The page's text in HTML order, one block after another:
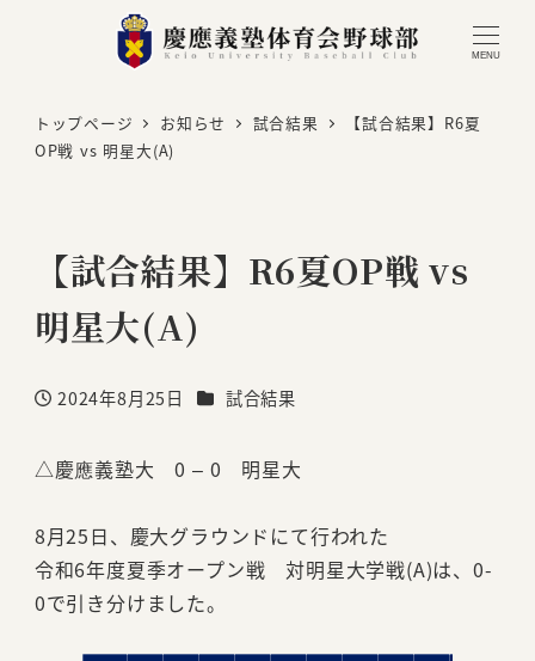
MENU
トップページ お知らせ 試合結果
【試合結果】R6夏
OP戦 vs 明星大(A)
【試合結果】R6夏OP戦 vs
明星大(A)
投稿日
2024年8月25日 カテゴリー
試合結果
△慶應義塾大 0 – 0 明星大
8月25日、慶大グラウンドにて行われた
令和6年度夏季オープン戦 対明星大学戦(A)は、0-
0で引き分けました。